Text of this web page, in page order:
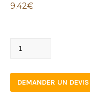
9.42€
PL1333/61
DEMANDER UN DEVIS